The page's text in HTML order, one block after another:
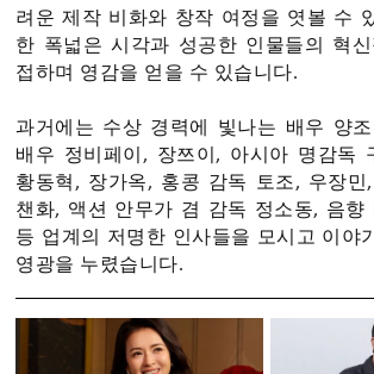
려운 제작 비화와 창작 여정을 엿볼 수
한 폭넓은 시각과 성공한 인물들의 혁
접하며 영감을 얻을 수 있습니다.
과거에는 수상 경력에 빛나는 배우 양
배우 정비페이, 장쯔이, 아시아 명감독
황동혁, 장가옥, 홍콩 감독 토조, 우장민
챈화, 액션 안무가 겸 감독 정소동, 음향
등 업계의 저명한 인사들을 모시고 이야
영광을 누렸습니다.